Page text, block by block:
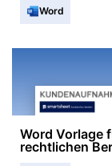
Word
Word Vorlage
rechtlichen